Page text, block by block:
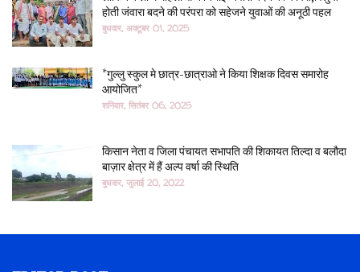
होती जंवारा बदने की परंपरा को सहेजने युवाओं की अनूठी पहल
बुधवार, अक्टूबर 01, 2025
*गुल्लु स्कुल मे छात्र-छात्राओ ने किया शिक्षक दिवस समारोह
आयोजित*
शनिवार, सितंबर 06, 2025
किसान नेता व जिला पंचायत सभापति की शिकायत तिल्दा व बलौदा
बाज़ार क्षेत्र में हैं अल्प वर्षा की स्थिति
बुधवार, जुलाई 20, 2022